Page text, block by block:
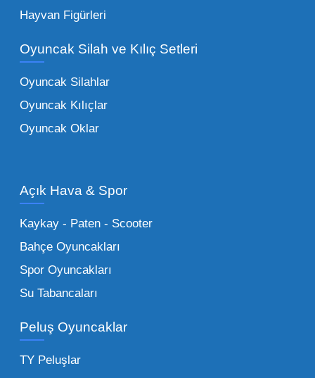
Eğitici Setler:
tarafından tercih edilentoptan eğitici
ebeveynlerin son yıllarda en çok satın aldığı
ürün grupları arasında yer almaktadır.
Oyuncak Araçlar:
stok imkanımızla sunulmaktadır.
Küçük Oyuncaklar:
sağlayan toptan küçük oyuncaklar, bakkallar,
Bu kategorideki küçük oyuncaklar toptan
alımlarda çok düşük maliyetlerle yüksek
adetli stok yapmanıza olanak tanır. Özellikle
sürpriz paketler ve figürler, çocukların
harçlıklarıyla kolayca alabildiği ürünlerdir.
Hayvan Figürleri
Oyuncak Silah ve Kılıç Setleri
Oyuncak Silahlar
Oyuncak Kılıçlar
Oyuncak Oklar
Açık Hava & Spor
Kaykay - Paten - Scooter
Bahçe Oyuncakları
Spor Oyuncakları
Su Tabancaları
Peluş Oyuncaklar
TY Peluşlar